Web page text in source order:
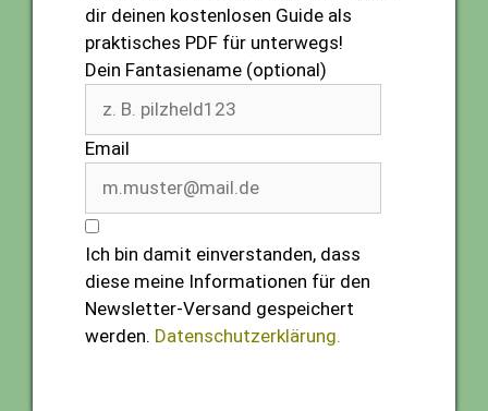
dir deinen kostenlosen Guide als
praktisches PDF für unterwegs!
Dein Fantasiename (optional)
Email
Ich bin damit einverstanden, dass
diese meine Informationen für den
Newsletter-Versand gespeichert
werden. Datenschutzerklärung.